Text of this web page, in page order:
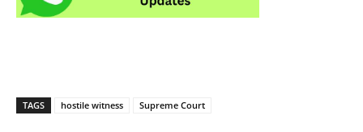
TAGS hostile witness Supreme Court